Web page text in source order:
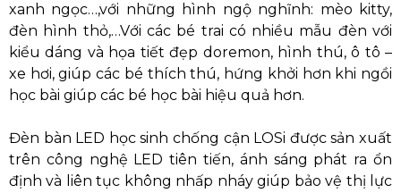
xanh ngọc…,với những hình ngộ nghĩnh: mèo kitty,
đèn hình thỏ,…Với các bé trai có nhiều mẫu đèn với
kiểu dáng và họa tiết đẹp doremon, hình thú, ô tô –
xe hơi, giúp các bé thích thú, hứng khởi hơn khi ngồi
học bài giúp các bé học bài hiệu quả hơn.
Đèn bàn LED học sinh chống cận LOSi được sản xuất
trên công nghệ LED tiên tiến, ánh sáng phát ra ổn
định và liên tục không nhấp nháy giúp bảo vệ thị lực